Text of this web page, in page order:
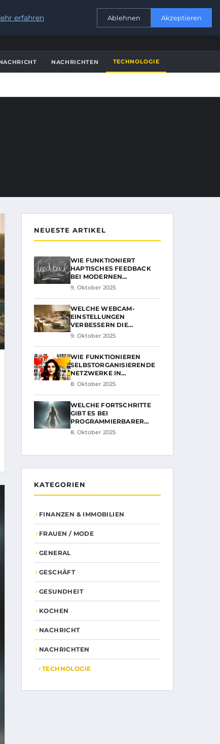
KONTAKT
NACHRICHTEN TECHNOLOGIE
NEUESTE ARTIKEL
WIE FUNKTIONIERT
HAPTISCHES FEEDBACK
BEI MODERNEN…
9. Oktober 2025
WELCHE WEBCAM-
EINSTELLUNGEN
VERBESSERN DIE…
9. Oktober 2025
WIE FUNKTIONIEREN
SELBSTORGANISIERENDE
NETZWERKE IN…
8. Oktober 2025
WELCHE FORTSCHRITTE
GIBT ES BEI
PROGRAMMIERBARER…
8. Oktober 2025
KATEGORIEN
FINANZEN & IMMOBILIEN
FRAUEN / MODE
GENERAL
GESCHÄFT
GESUNDHEIT
KOCHEN
NACHRICHT
NACHRICHTEN
TECHNOLOGIE
erfahren Ablehnen Akzeptieren